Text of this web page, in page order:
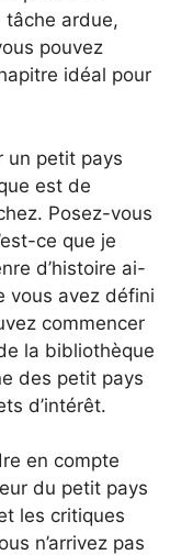
tâche ardue,
pouvez
idéal pour
un petit pays
est de
Posez-vous
ce que je
d’histoire ai-
vous avez défini
commencer
la bibliothèque
des petit pays
d’intérêt.
en compte
du petit pays
les critiques
n’arrivez pas